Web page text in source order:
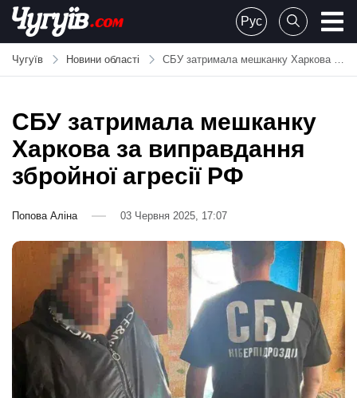
Skip
content
Chuguiv
Рус
Чугуїв Новини області СБУ затримала мешканку Харкова за виправдання збройної агресії РФ
СБУ затримала мешканку
Харкова за виправдання
збройної агресії РФ
Попова Аліна 03 Червня 2025, 17:07